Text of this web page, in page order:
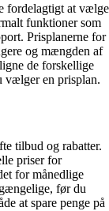
fordelagtigt at vælge
funktioner som
Prisplanerne for
og mængden af
de forskellige
vælger en prisplan.
tilbud og rabatter.
priser for
for månedlige
før du
at spare penge på